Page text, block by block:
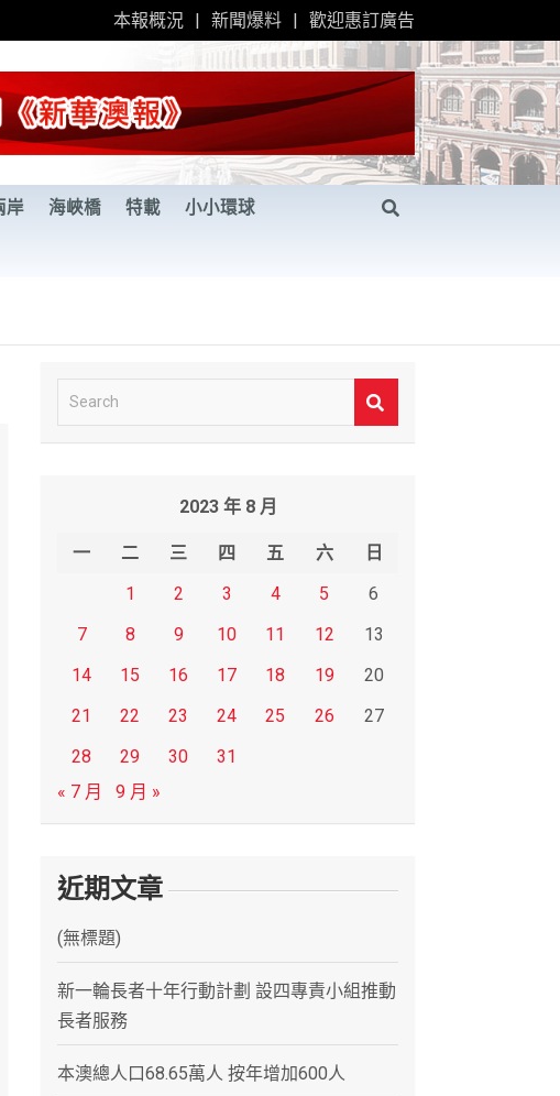
本報概況 新聞爆料 歡迎惠訂廣告
岸 海峽橋 特載 小小環球
e
2023 年 8 月
一 二 三 四 五 六
日
1
2 3 4 5
6
7
8 9 10 11 12
13
14
15 16 17 18 19
20
21
22 23 24 25 26
27
28
29 30
31
« 7 月
9 月 »
近期文章
(無標題)
新一輪長者十年行動計劃 設四專責小組推動
長者服務
本澳總人口68.65萬人 按年增加600人